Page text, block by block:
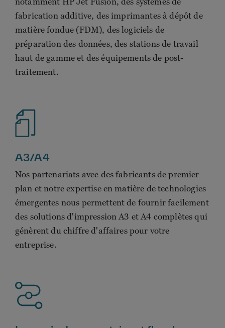
fabrication additive, des imprimantes à dépôt de
matière fondue (FDM), des logiciels de
préparation des données, des stations de travail
haut de gamme et des équipements de post-
traitement.
A3/A4
Nos partenariats avec des fabricants de premier
plan et notre expertise en matière de technologies
émergentes nous permettent de fournir facilement
des solutions d'impression A3 et A4 complètes qui
génèrent du chiffre d'affaires pour votre
entreprise.